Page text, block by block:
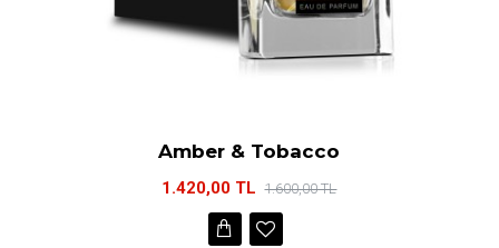
Amber & Tobacco
1.420,00 TL 1.600,00 TL